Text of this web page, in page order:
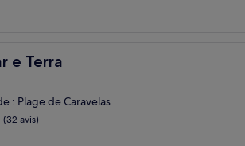
e Terra
: Plage de Caravelas
(32 avis)